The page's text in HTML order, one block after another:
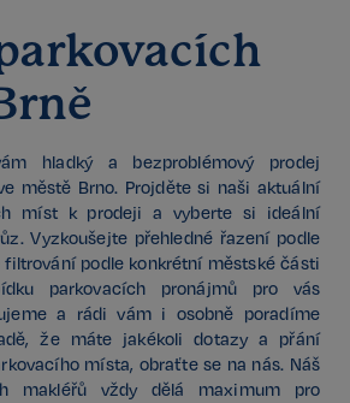
hladký a bezproblémový prodej
městě Brno. Projděte si naši aktuální
míst k prodeji a vyberte si ideální
Vyzkoušejte přehledné řazení podle
filtrování podle konkrétní městské části
parkovacích pronájmů pro vás
a rádi vám i osobně poradíme
že máte jakékoli dotazy a přání
místa, obraťte se na nás. Náš
makléřů vždy dělá maximum pro